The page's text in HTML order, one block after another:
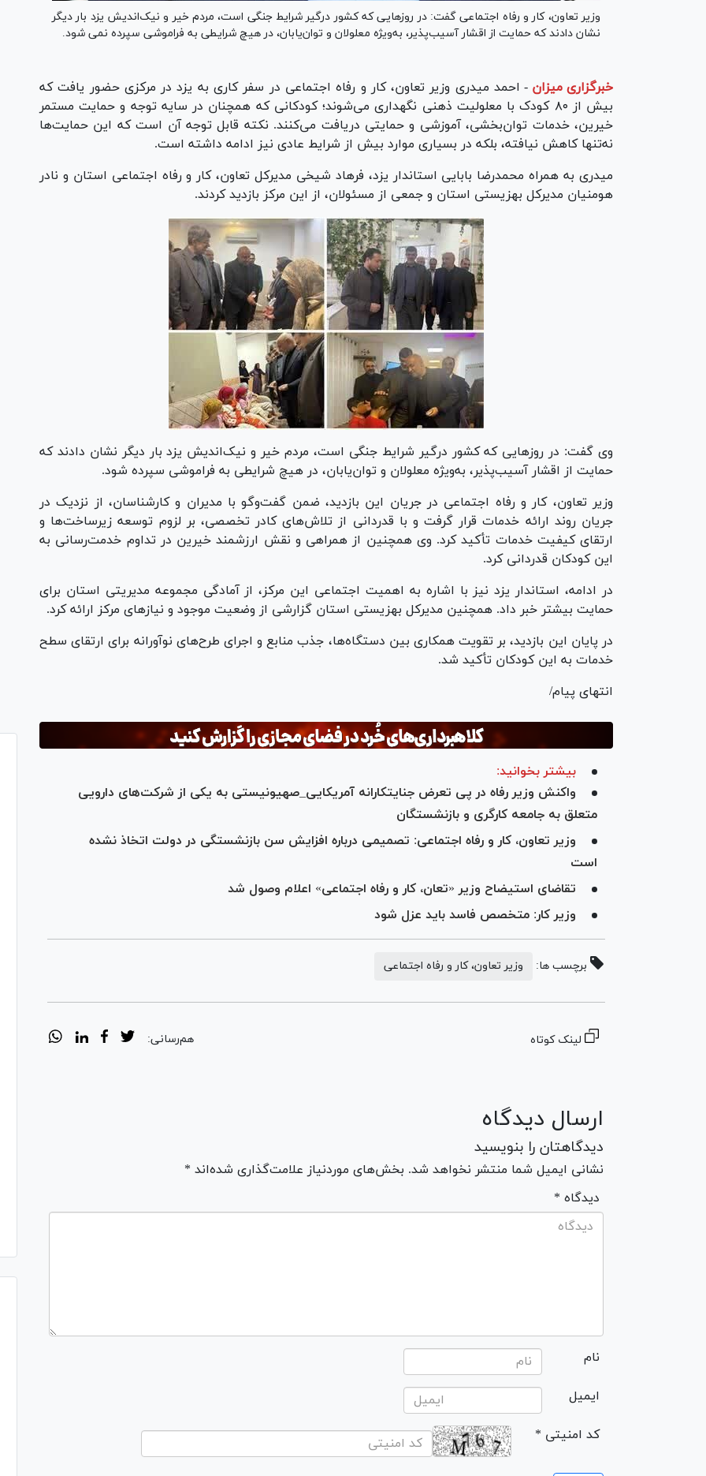
وزیر تعاون، کار و رفاه اجتماعی گفت: در روز‌هایی که کشور درگیر شرایط جنگی است، مردم خیر و نیک‌اندیش یزد بار دیگر
نشان دادند که حمایت از اقشار آسیب‌پذیر، به‌ویژه معلولان و توان‌یابان، در هیچ شرایطی به فراموشی سپرده نمی شود.
خبرگزاری میزان - احمد میدری وزیر تعاون، کار و رفاه اجتماعی در سفر کاری به یزد در مرکزی حضور یافت که
بیش از ۸۰ کودک با معلولیت ذهنی نگهداری می‌شوند؛ کودکانی که همچنان در سایه توجه و حمایت مستمر
خیرین، خدمات توان‌بخشی، آموزشی و حمایتی دریافت می‌کنند. نکته قابل توجه آن است که این حمایت‌ها
نه‌تنها کاهش نیافته، بلکه در بسیاری موارد بیش از شرایط عادی نیز ادامه داشته است.
میدری به همراه محمدرضا بابایی استاندار یزد، فرهاد شیخی مدیرکل تعاون، کار و رفاه اجتماعی استان و نادر
هومنیان مدیرکل بهزیستی استان و جمعی از مسئولان، از این مرکز بازدید کردند.
وی گفت: در روز‌هایی که کشور درگیر شرایط جنگی است، مردم خیر و نیک‌اندیش یزد بار دیگر نشان دادند که
حمایت از اقشار آسیب‌پذیر، به‌ویژه معلولان و توان‌یابان، در هیچ شرایطی به فراموشی سپرده شود.
وزیر تعاون، کار و رفاه اجتماعی در جریان این بازدید، ضمن گفت‌و‌گو با مدیران و کارشناسان، از نزدیک در
جریان روند ارائه خدمات قرار گرفت و با قدردانی از تلاش‌های کادر تخصصی، بر لزوم توسعه زیرساخت‌ها و
ارتقای کیفیت خدمات تأکید کرد. وی همچنین از همراهی و نقش ارزشمند خیرین در تداوم خدمت‌رسانی به
این کودکان قدردانی کرد.
در ادامه، استاندار یزد نیز با اشاره به اهمیت اجتماعی این مرکز، از آمادگی مجموعه مدیریتی استان برای
حمایت بیشتر خبر داد. همچنین مدیرکل بهزیستی استان گزارشی از وضعیت موجود و نیاز‌های مرکز ارائه کرد.
در پایان این بازدید، بر تقویت همکاری بین دستگاه‌ها، جذب منابع و اجرای طرح‌های نوآورانه برای ارتقای سطح
خدمات به این کودکان تأکید شد.
انتهای پیام/
بیشتر بخوانید:
واکنش وزیر رفاه در پی تعرض جنایتکارانه آمریکایی_صهیونیستی به یکی از شرکت‌های دارویی
متعلق به جامعه کارگری و بازنشستگان
وزیر تعاون، کار و رفاه اجتماعی: تصمیمی درباره افزایش سن بازنشستگی در دولت اتخاذ نشده
است
تقاضای استیضاح وزیر «تعان، کار و رفاه اجتماعی» اعلام وصول شد
وزیر کار: متخصص فاسد باید عزل شود
برچسب ها: وزیر تعاون، کار و رفاه اجتماعی
لینک کوتاه هم‌رسانی:
ارسال دیدگاه
دیدگاهتان را بنویسید
نشانی ایمیل شما منتشر نخواهد شد. بخش‌های موردنیاز علامت‌گذاری شده‌اند *
* دیدگاه
نام
ایمیل
* کد امنیتی